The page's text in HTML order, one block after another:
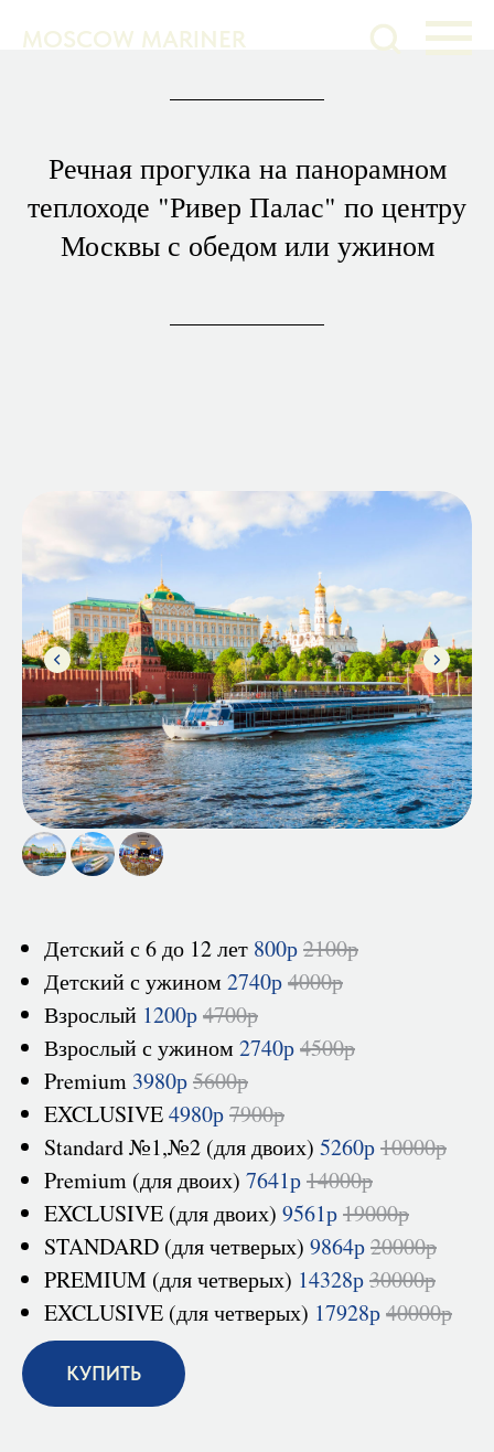
MOSCOW MARINER
Речная прогулка на панорамном
теплоходе "Ривер Палас" по центру
Москвы с обедом или ужином
Детский с 6 до 12 лет 800р2100р
Детский с ужином 2740р4000р
Взрослый 1200р4700р
Взрослый с ужином 2740р4500р
Premium 3980р5600р
EXCLUSIVE4980р7900р
Standard №1,№2 (для двоих) 5260р10000р
Premium (для двоих) 7641р14000р
EXCLUSIVE (для двоих) 9561р19000р
STANDARD (для четверых) 9864р20000р
PREMIUM (для четверых) 14328р30000р
EXCLUSIVE (для четверых) 17928р40000р
КУПИТЬ